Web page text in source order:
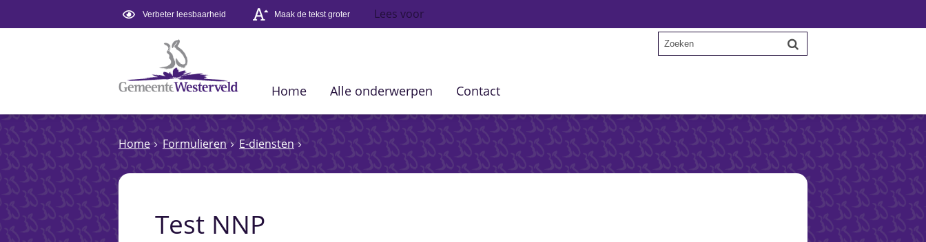
Verbeter leesbaarheid Maak de tekst groter Lees voor
Home Alle onderwerpen Contact
Home Formulieren E-diensten
Test NNP